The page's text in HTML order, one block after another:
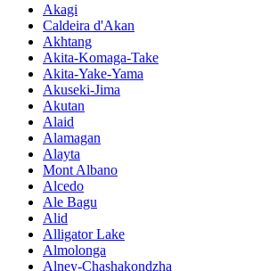
Akagi
Caldeira d'Akan
Akhtang
Akita-Komaga-Take
Akita-Yake-Yama
Akuseki-Jima
Akutan
Alaid
Alamagan
Alayta
Mont Albano
Alcedo
Ale Bagu
Alid
Alligator Lake
Almolonga
Alney-Chashakondzha